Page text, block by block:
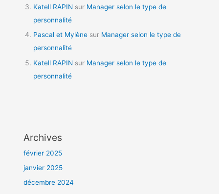
Katell RAPIN sur Manager selon le type de
personnalité
Pascal et Mylène sur Manager selon le type de
personnalité
Katell RAPIN sur Manager selon le type de
personnalité
Archives
février 2025
janvier 2025
décembre 2024